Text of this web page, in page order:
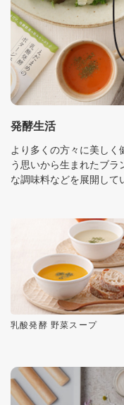
発酵生活
より多くの方々に美し
う思いから生まれたブラ
な調味料などを展開して
乳酸発酵 野菜スープ